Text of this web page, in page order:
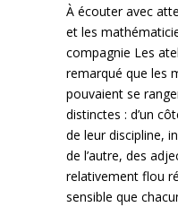
À écouter avec
et les
compagnie Les
remarqué que les
pouvaient se
distinctes : d’un
de leur discipline,
de l’autre, des
relativement flou
sensible que